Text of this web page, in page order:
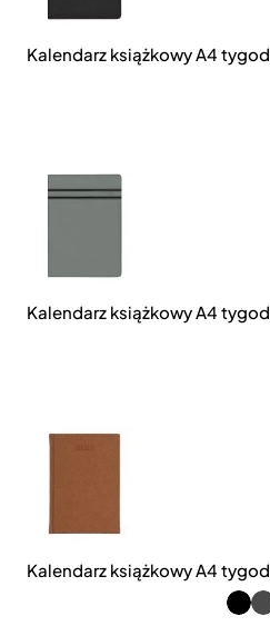
Kalendarz książkowy A4
Kalendarz książkowy A4
Kalendarz książkowy A4